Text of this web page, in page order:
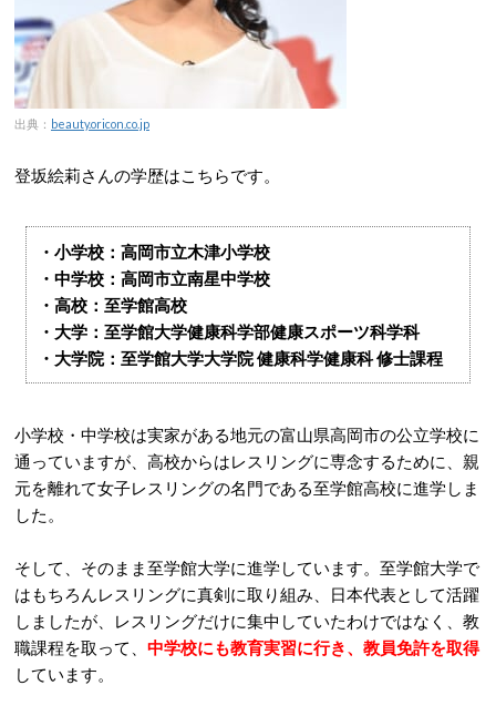
出典： beauty.oricon.co.jp
登坂絵莉さんの学歴はこちらです。
・小学校：高岡市立木津小学校
・中学校：高岡市立南星中学校
・高校：至学館高校
・大学：至学館大学健康科学部健康スポーツ科学科
・大学院：至学館大学大学院 健康科学健康科 修士課程
小学校・中学校は実家がある地元の富山県高岡市の公立学校に
通っていますが、高校からはレスリングに専念するために、親
元を離れて女子レスリングの名門である至学館高校に進学しま
した。
そして、そのまま至学館大学に進学しています。至学館大学で
はもちろんレスリングに真剣に取り組み、日本代表として活躍
しましたが、レスリングだけに集中していたわけではなく、教
職課程を取って、 中学校にも教育実習に行き、教員免許を取得
しています。